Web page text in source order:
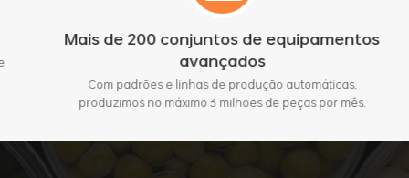
Mais de 200 conjuntos de equipamentos
avançados
Com padrões e linhas de produção automáticas,
produzimos no máximo 3 milhões de peças por mês.